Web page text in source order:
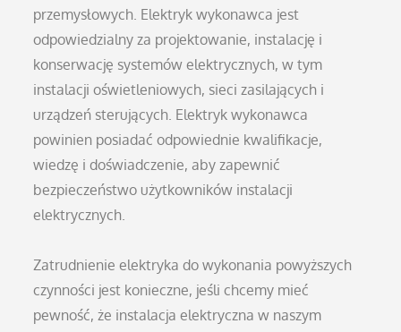
przemysłowych. Elektryk wykonawca jest
odpowiedzialny za projektowanie, instalację i
konserwację systemów elektrycznych, w tym
instalacji oświetleniowych, sieci zasilających i
urządzeń sterujących. Elektryk wykonawca
powinien posiadać odpowiednie kwalifikacje,
wiedzę i doświadczenie, aby zapewnić
bezpieczeństwo użytkowników instalacji
elektrycznych.
Zatrudnienie elektryka do wykonania powyższych
czynności jest konieczne, jeśli chcemy mieć
pewność, że instalacja elektryczna w naszym